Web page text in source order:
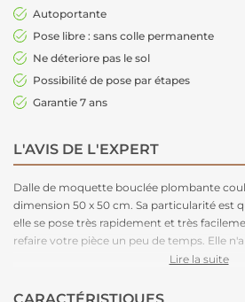
Autoportante
Pose libre : sans colle permanente
Ne déteriore pas le sol
Possibilité de pose par étapes
Garantie 7 ans
L'AVIS DE L'EXPERT
Dalle de moquette bouclée plombante
dimension 50 x 50 cm. Sa particularité est
elle se pose très rapidement et très
refaire votre pièce un peu de temps. Elle
une très bonne isolation phonique. Les
accessible.
Lire la suite